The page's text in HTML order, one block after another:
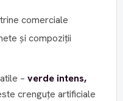
comerciale
și compoziții
– verde intens,
crenguțe artificiale